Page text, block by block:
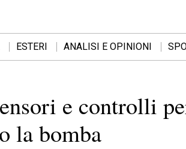
ESTERI ANALISI E OPINIONI
e controlli
la bomba